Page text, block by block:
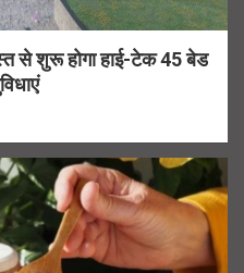
शुरू होगा हाई-टेक 45 बेड